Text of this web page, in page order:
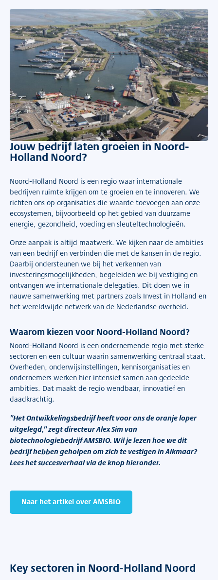
Jouw bedrijf laten groeien in Noord-
Holland Noord?
Noord-Holland Noord is een regio waar internationale
bedrijven ruimte krijgen om te groeien en te innoveren. We
richten ons op organisaties die waarde toevoegen aan onze
ecosystemen, bijvoorbeeld op het gebied van duurzame
energie, gezondheid, voeding en sleuteltechnologieën.
Onze aanpak is altijd maatwerk. We kijken naar de ambities
van een bedrijf en verbinden die met de kansen in de regio.
Daarbij ondersteunen we bij het verkennen van
investeringsmogelijkheden, begeleiden we bij vestiging en
ontvangen we internationale delegaties. Dit doen we in
nauwe samenwerking met partners zoals Invest in Holland en
het wereldwijde netwerk van de Nederlandse overheid.
Waarom kiezen voor Noord-Holland Noord?
Noord-Holland Noord is een ondernemende regio met sterke
sectoren en een cultuur waarin samenwerking centraal staat.
Overheden, onderwijsinstellingen, kennisorganisaties en
ondernemers werken hier intensief samen aan gedeelde
ambities. Dat maakt de regio wendbaar, innovatief en
daadkrachtig.
"Het Ontwikkelingsbedrijf heeft voor ons de oranje loper
uitgelegd," zegt directeur Alex Sim van
biotechnologiebedrijf AMSBIO. Wil je lezen hoe we dit
bedrijf hebben geholpen om zich te vestigen in Alkmaar?
Lees het succesverhaal via de knop hieronder.
Naar het artikel over AMSBIO
Key sectoren in Noord-Holland Noord